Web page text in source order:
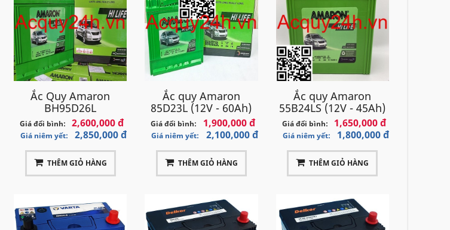
Ắc Quy Amaron
BH95D26L
Giá đổi bình: 2,600,000 đ
Giá niêm yết: 2,850,000 đ
THÊM GIỎ HÀNG
Ắc quy Amaron
85D23L (12V - 60Ah)
Giá đổi bình: 1,900,000 đ
Giá niêm yết: 2,100,000 đ
THÊM GIỎ HÀNG
Ắc quy Amaron
55B24LS (12V - 45Ah)
Giá đổi bình: 1,650,000 đ
Giá niêm yết: 1,800,000 đ
THÊM GIỎ HÀNG